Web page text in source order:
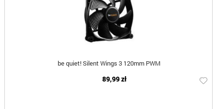
be quiet! Silent Wings 3 120mm PWM
89,99 zł